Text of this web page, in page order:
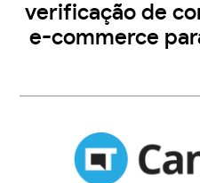
verificação de
e-commerce